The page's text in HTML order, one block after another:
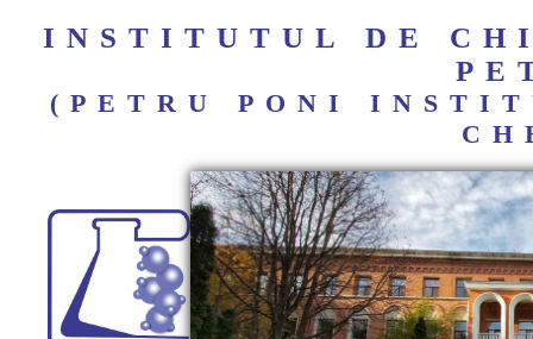
INSTITUTUL DE
(PETRU PONI